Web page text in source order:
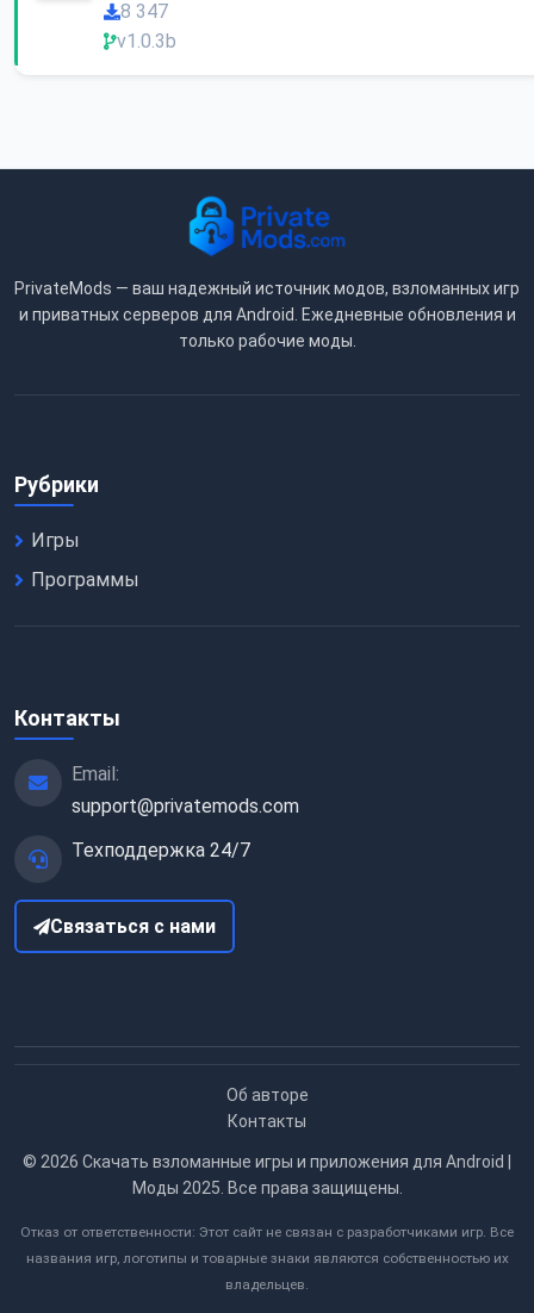
8 347
v1.0.3b
PrivateMods — ваш надежный источник модов, взломанных игр
и приватных серверов для Android. Ежедневные обновления и
только рабочие моды.
Рубрики
Игры
Программы
Контакты
Email:
support@privatemods.com
Техподдержка 24/7
Связаться с нами
Об авторе
Контакты
© 2026 Скачать взломанные игры и приложения для Android |
Моды 2025. Все права защищены.
Отказ от ответственности: Этот сайт не связан с разработчиками игр. Все
названия игр, логотипы и товарные знаки являются собственностью их
владельцев.